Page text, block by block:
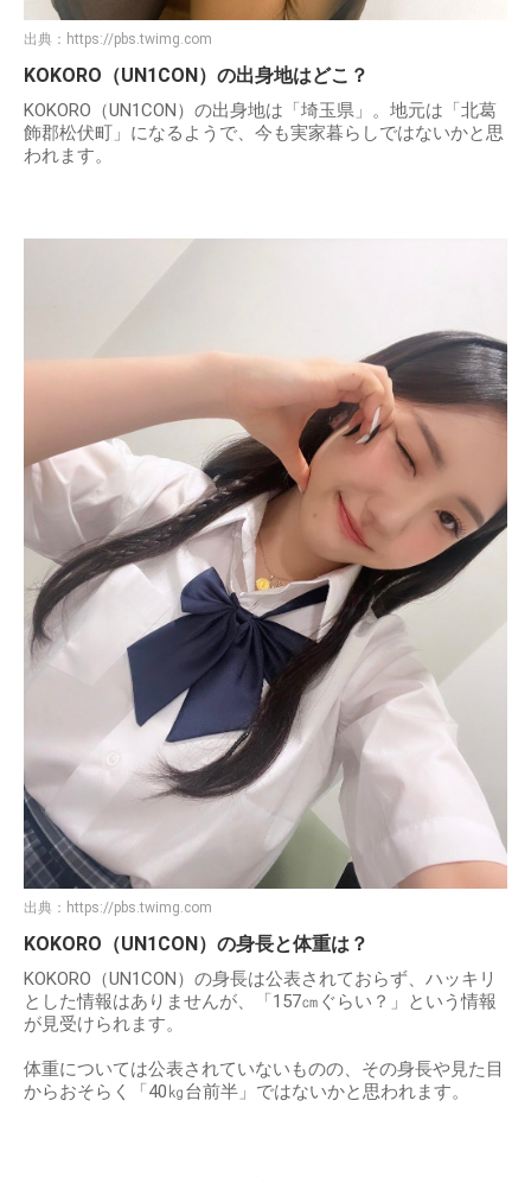
出典： https://pbs.twimg.com
KOKORO（UN1CON）の出身地はどこ？
KOKORO（UN1CON）の出身地は「埼玉県」。地元は「北葛
飾郡松伏町」になるようで、今も実家暮らしではないかと思
われます。
出典： https://pbs.twimg.com
KOKORO（UN1CON）の身長と体重は？
KOKORO（UN1CON）の身長は公表されておらず、ハッキリ
とした情報はありませんが、「157㎝ぐらい？」という情報
が見受けられます。
体重については公表されていないものの、その身長や見た目
からおそらく「40㎏台前半」ではないかと思われます。